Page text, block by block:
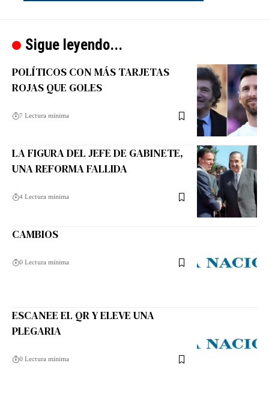
Sigue leyendo...
POLÍTICOS CON MÁS TARJETAS
ROJAS QUE GOLES
7 Lectura mínima
LA FIGURA DEL JEFE DE GABINETE,
UNA REFORMA FALLIDA
4 Lectura mínima
CAMBIOS
0 Lectura mínima
ESCANEE EL QR Y ELEVE UNA
PLEGARIA
0 Lectura mínima